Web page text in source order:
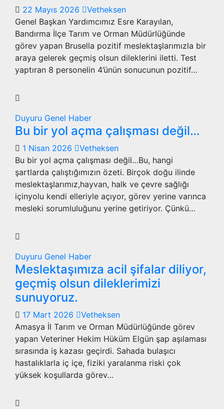
22 Mayıs 2026
Vetheksen
Genel Başkan Yardımcımız Esre Karayılan,
Bandırma İlçe Tarım ve Orman Müdürlüğünde
görev yapan Brusella pozitif meslektaşlarımızla bir
araya gelerek geçmiş olsun dileklerini iletti. Test
yaptıran 8 personelin 4’ünün sonucunun pozitif…
Duyuru Genel Haber
Bu bir yol açma çalışması değil…
1 Nisan 2026
Vetheksen
Bu bir yol açma çalışması değil…Bu, hangi
şartlarda çalıştığımızın özeti. Birçok doğu ilinde
meslektaşlarımız,hayvan, halk ve çevre sağlığı
içinyolu kendi elleriyle açıyor, görev yerine varınca
mesleki sorumluluğunu yerine getiriyor. Çünkü…
Duyuru Genel Haber
Meslektaşımıza acil şifalar diliyor,
geçmiş olsun dileklerimizi
sunuyoruz.
17 Mart 2026
Vetheksen
Amasya İl Tarım ve Orman Müdürlüğünde görev
yapan Veteriner Hekim Hüküm Elgün şap aşılaması
sırasında iş kazası geçirdi. Sahada bulaşıcı
hastalıklarla iç içe, fiziki yaralanma riski çok
yüksek koşullarda görev…